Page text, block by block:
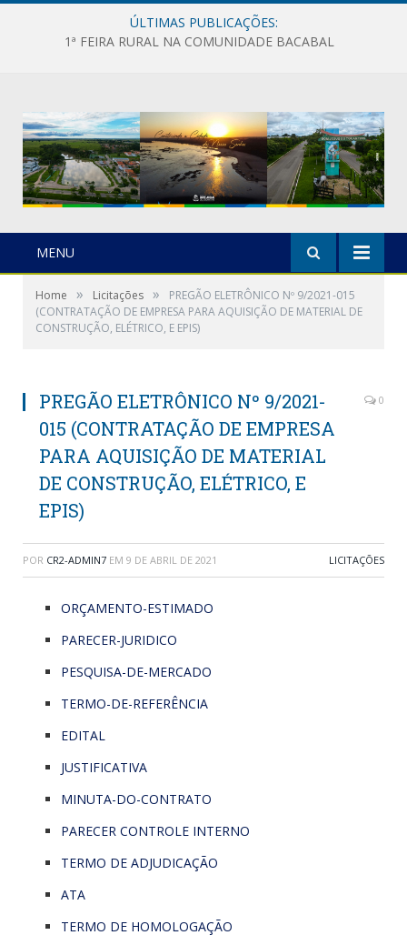
ÚLTIMAS PUBLICAÇÕES:
1ª FEIRA RURAL NA COMUNIDADE BACABAL
MENU
Home » Licitações »
PREGÃO ELETRÔNICO Nº 9/2021-015
(CONTRATAÇÃO DE EMPRESA PARA AQUISIÇÃO DE MATERIAL DE
CONSTRUÇÃO, ELÉTRICO, E EPIS)
PREGÃO ELETRÔNICO Nº 9/2021-
015 (CONTRATAÇÃO DE EMPRESA
PARA AQUISIÇÃO DE MATERIAL
DE CONSTRUÇÃO, ELÉTRICO, E
EPIS)
0
POR CR2-ADMIN7 EM 9 DE ABRIL DE 2021 LICITAÇÕES
ORÇAMENTO-ESTIMADO
PARECER-JURIDICO
PESQUISA-DE-MERCADO
TERMO-DE-REFERÊNCIA
EDITAL
JUSTIFICATIVA
MINUTA-DO-CONTRATO
PARECER CONTROLE INTERNO
TERMO DE ADJUDICAÇÃO
ATA
TERMO DE HOMOLOGAÇÃO